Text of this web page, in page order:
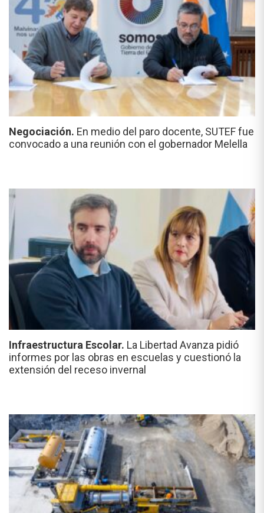
Negociación. En medio del paro docente, SUTEF fue
convocado a una reunión con el gobernador Melella
Infraestructura Escolar. La Libertad Avanza pidió
informes por las obras en escuelas y cuestionó la
extensión del receso invernal